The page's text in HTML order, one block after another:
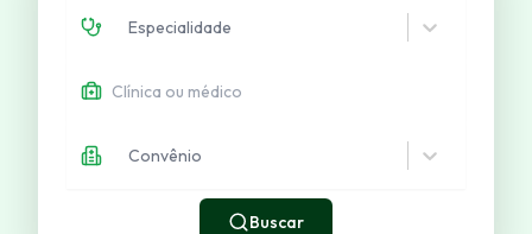
Especialidade
Convênio
Buscar